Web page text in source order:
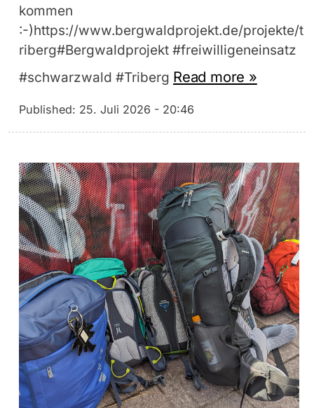
kommen
:-)https://www.bergwaldprojekt.de/projekte/t
riberg#Bergwaldprojekt #freiwilligeneinsatz
#schwarzwald #Triberg Read more »
Published: 25. Juli 2026 - 20:46